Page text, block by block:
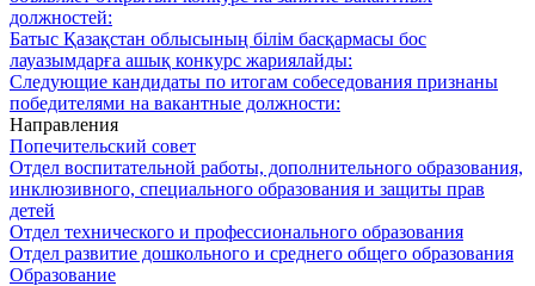
должностей:
Батыс Қазақстан облысының білім басқармасы бос
лауазымдарға ашық конкурс жариялайды:
Следующие кандидаты по итогам собеседования признаны
победителями на вакантные должности:
Направления
Попечительский совет
Отдел воспитательной работы, дополнительного образования,
инклюзивного, специального образования и защиты прав
детей
Отдел технического и профессионального образования
Отдел развитие дошкольного и среднего общего образования
Образование